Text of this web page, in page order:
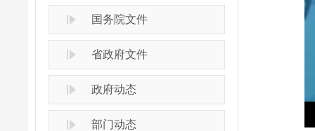
国务院文件
省政府文件
政府动态
部门动态